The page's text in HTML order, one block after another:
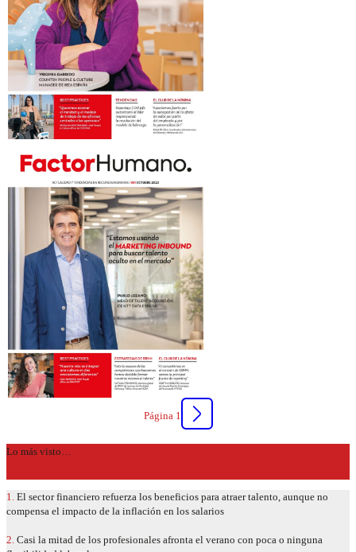
Página 1
Lo más visto…
1. El sector financiero refuerza los beneficios para atraer talento, aunque no
compensa el impacto de la inflación en los salarios
2. Casi la mitad de los profesionales afronta el verano con poca o ninguna